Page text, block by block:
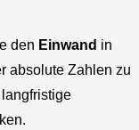
den Einwand in
absolute Zahlen zu